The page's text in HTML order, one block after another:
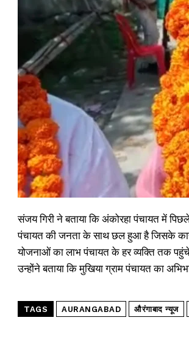
संजय गिरी ने बताया कि अंकोरहा पंचायत में
पंचायत की जनता के साथ छल हुआ है जिसके
योजनाओं का लाभ पंचायत के हर व्यक्ति तक
उन्होंने बताया कि मुखिया ग्राम पंचायत का
TAGS AURANGABAD औरंगाबाद न्यूज